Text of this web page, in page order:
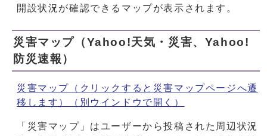
開設状況が確認できるマップが表示されます。
災害マップ（Yahoo!天気・災害、Yahoo!
防災速報）
災害マップ（クリックすると災害マップページへ遷
移します）
（別ウインドウで開く）
「災害マップ」はユーザーから投稿された周辺状況